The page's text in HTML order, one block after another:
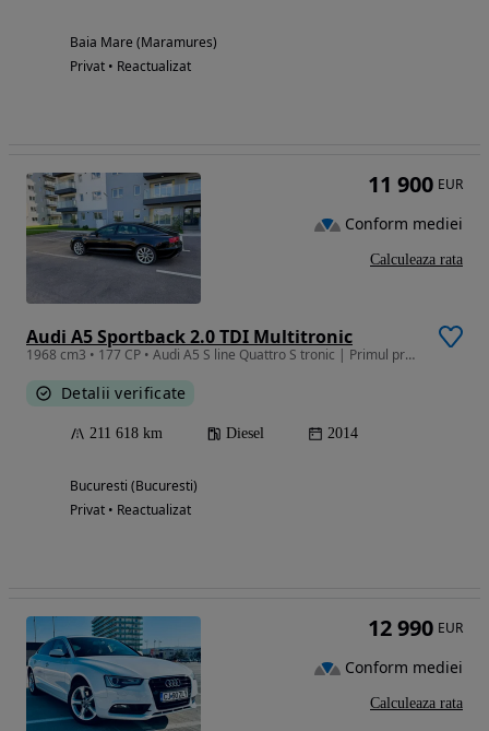
Baia Mare (Maramures)
Privat • Reactualizat
Audi A5 Sportback 2.0 TDI Multitronic
1968 cm3 • 177 CP • Audi A5 S line Quattro S tronic | Primul proprietar in Romania |
Detalii verificate
211 618 km Diesel 2014
Bucuresti (Bucuresti)
Privat • Reactualizat
11 900 EUR
Conform mediei
Calculeaza rata
12 990 EUR
Conform mediei
Calculeaza rata